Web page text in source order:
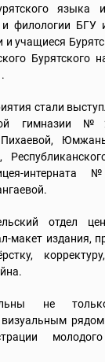
языка и
и филологии
и учащиеся
Бурятского
стали
гимназии
отдел
макет издания,
не